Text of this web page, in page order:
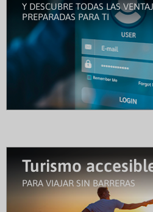
Y DESCUBRE TODAS LAS
PREPARADAS PARA TI
Turismo
PARA VIAJAR SIN BARRERAS